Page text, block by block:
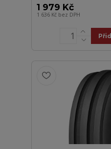
1 979 Kč
1 636 Kč bez DPH